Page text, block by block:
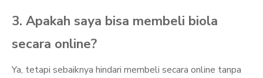
3. Apakah saya bisa membeli biola
secara online?
Ya, tetapi sebaiknya hindari membeli secara online tanpa